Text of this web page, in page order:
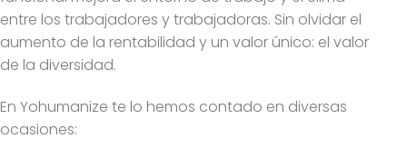
entre los trabajadores y trabajadoras. Sin olvidar el
aumento de la rentabilidad y un valor único: el valor
de la diversidad.
En Yohumanize te lo hemos contado en diversas
ocasiones: